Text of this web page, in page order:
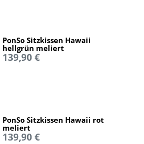
PonSo Sitzkissen Hawaii
hellgrün meliert
139,90 €
PonSo Sitzkissen Hawaii rot
meliert
139,90 €